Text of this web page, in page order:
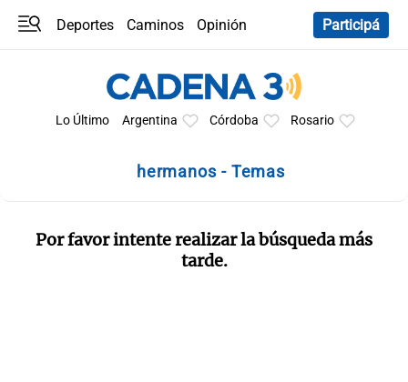
Deportes Caminos
Opinión
Participá
Lo Último Argentina Córdoba Rosario
hermanos - Temas
Por favor intente realizar la búsqueda más
tarde.